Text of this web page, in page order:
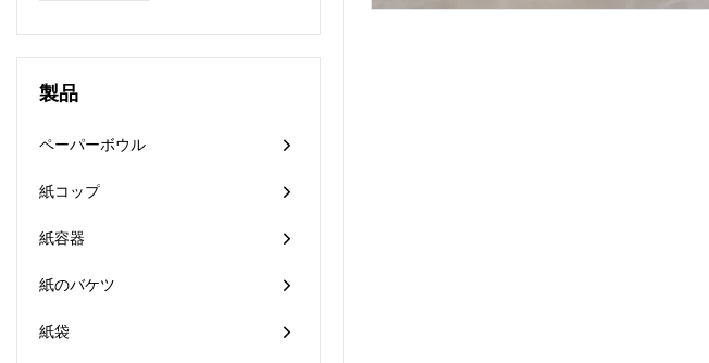
続的に改善しています
彼ら。紙サラダボウル
なタイプと機能を備え
製品
ペーパーボウル
紙コップ
紙容器
紙のバケツ
紙袋